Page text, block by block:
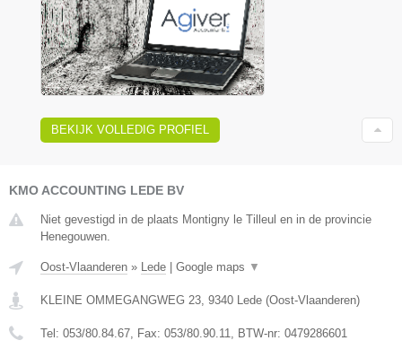
BEKIJK VOLLEDIG PROFIEL
KMO ACCOUNTING LEDE BV
Niet gevestigd in de plaats Montigny le Tilleul en in de provincie
Henegouwen.
Oost-Vlaanderen » Lede Google maps ▼
KLEINE OMMEGANGWEG 23 9340 Lede (Oost-Vlaanderen)
Tel: 053/80.84.67 , Fax: 053/80.90.11 , BTW-nr: 0479286601